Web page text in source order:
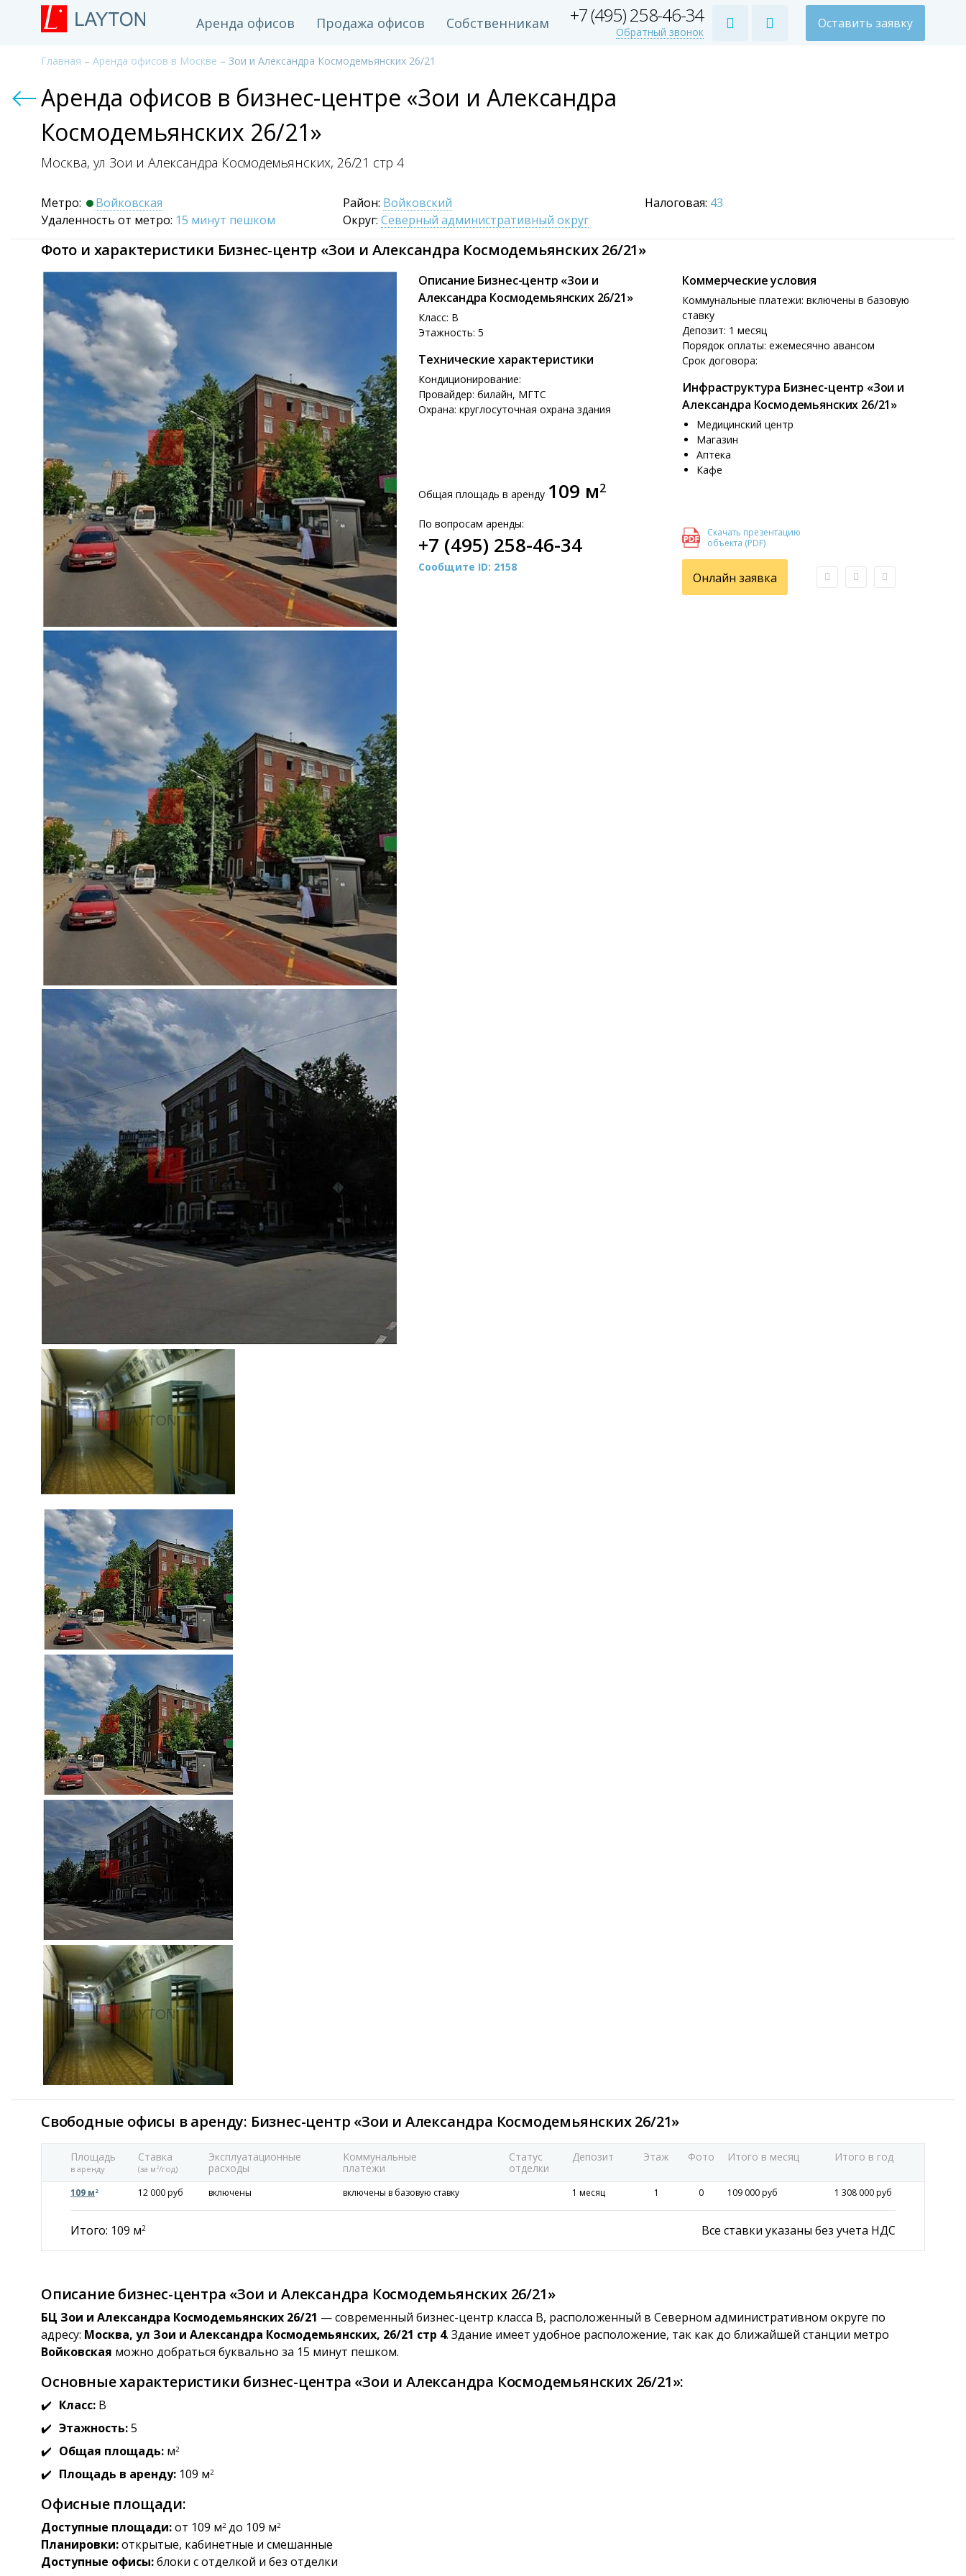
Аренда офисов Продажа офисов Собственникам +7 (495) 258-46-34
Обратный звонок
Оставить заявку
Главная – Аренда офисов в Москве – Зои и Александра Космодемьянских 26/21
Аренда офисов в бизнес-центре «Зои и Александра
Космодемьянских 26/21»
Москва, ул Зои и Александра Космодемьянских, 26/21 стр 4
Метро:
Войковская
Удаленность от метро: 15 минут пешком
Район: Войковский
Округ: Северный административный округ
Налоговая: 43
Фото и характеристики Бизнес-центр «Зои и Александра Космодемьянских 26/21»
Описание Бизнес-центр «Зои и
Александра Космодемьянских 26/21»
Класс: B
Этажность: 5
Технические характеристики
Кондиционирование:
Провайдер: билайн, МГТС
Охрана: круглосуточная охрана здания
Коммерческие условия
Коммунальные платежи: включены в базовую
ставку
Депозит: 1 месяц
Порядок оплаты: ежемесячно авансом
Срок договора:
Инфраструктура Бизнес-центр «Зои и
Александра Космодемьянских 26/21»
Медицинский центр
Магазин
Аптека
Кафе
Общая площадь в аренду 109 м2
По вопросам аренды:
+7 (495) 258-46-34
Сообщите ID: 2158
Скачать презентацию
объекта (PDF)
Онлайн заявка
Свободные офисы в аренду: Бизнес-центр «Зои и Александра Космодемьянских 26/21»
Площадь
в аренду
Ставка
(за м 2/год)
Эксплуатационные
расходы
Коммунальные
платежи
Статус
отделки
Депозит Этаж Фото Итого в месяц Итого в год
109 м 2 12 000 руб включены включены в базовую ставку 1 месяц 1 0 109 000 руб 1 308 000 руб
Итого: 109 м2 Все ставки указаны без учета НДС
Описание бизнес-центра «Зои и Александра Космодемьянских 26/21»
БЦ Зои и Александра Космодемьянских 26/21 — современный бизнес-центр класса B, расположенный в Северном административном округе по
адресу: Москва, ул Зои и Александра Космодемьянских, 26/21 стр 4. Здание имеет удобное расположение, так как до ближайшей станции метро
Войковская можно добраться буквально за 15 минут пешком.
Основные характеристики бизнес-центра «Зои и Александра Космодемьянских 26/21»:
Класс: B
Этажность:5
Общая площадь: м2
Площадь в аренду: 109 м2
Офисные площади:
Доступные площади:от 109 м2до 109 м2
Планировки:открытые, кабинетные и смешанные
Доступные офисы:блоки с отделкой и без отделки